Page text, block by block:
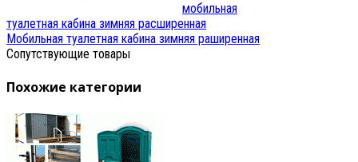
мобильная
туалетная кабина зимняя расширенная
Мобильная туалетная кабина зимняя раширенная
Сопутствующие товары
Похожие категории